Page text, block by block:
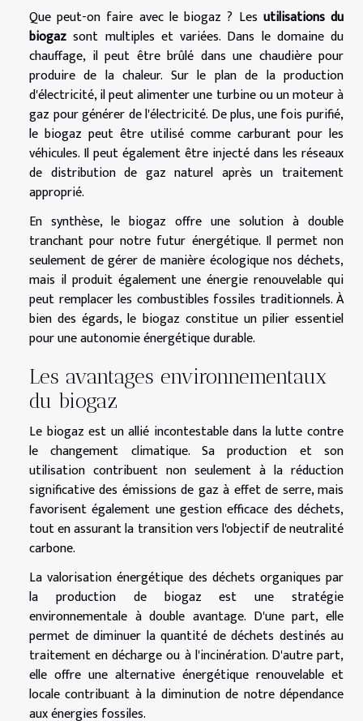
Que peut-on faire avec le biogaz ? Les utilisations du
biogaz sont multiples et variées. Dans le domaine du
chauffage, il peut être brûlé dans une chaudière pour
produire de la chaleur. Sur le plan de la production
d'électricité, il peut alimenter une turbine ou un moteur à
gaz pour générer de l'électricité. De plus, une fois purifié,
le biogaz peut être utilisé comme carburant pour les
véhicules. Il peut également être injecté dans les réseaux
de distribution de gaz naturel après un traitement
approprié.
En synthèse, le biogaz offre une solution à double
tranchant pour notre futur énergétique. Il permet non
seulement de gérer de manière écologique nos déchets,
mais il produit également une énergie renouvelable qui
peut remplacer les combustibles fossiles traditionnels. À
bien des égards, le biogaz constitue un pilier essentiel
pour une autonomie énergétique durable.
Les avantages environnementaux
du biogaz
Le biogaz est un allié incontestable dans la lutte contre
le changement climatique. Sa production et son
utilisation contribuent non seulement à la réduction
significative des émissions de gaz à effet de serre, mais
favorisent également une gestion efficace des déchets,
tout en assurant la transition vers l'objectif de neutralité
carbone.
La valorisation énergétique des déchets organiques par
la production de biogaz est une stratégie
environnementale à double avantage. D'une part, elle
permet de diminuer la quantité de déchets destinés au
traitement en décharge ou à l'incinération. D'autre part,
elle offre une alternative énergétique renouvelable et
locale contribuant à la diminution de notre dépendance
aux énergies fossiles.